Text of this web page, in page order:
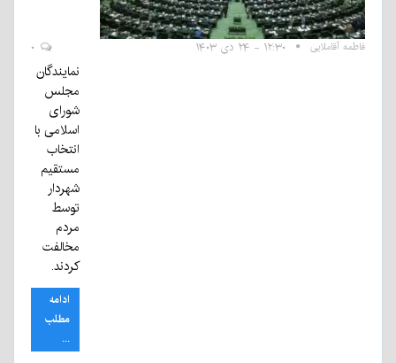
فاطمه آقاملایی ۱۲:۳۰ - ۲۴ دی ۱۴۰۳
نمایندگان
مجلس
شورای
اسلامی با
انتخاب
مستقیم
شهردار
توسط
مردم
مخالفت
کردند.
ادامه
مطلب
...